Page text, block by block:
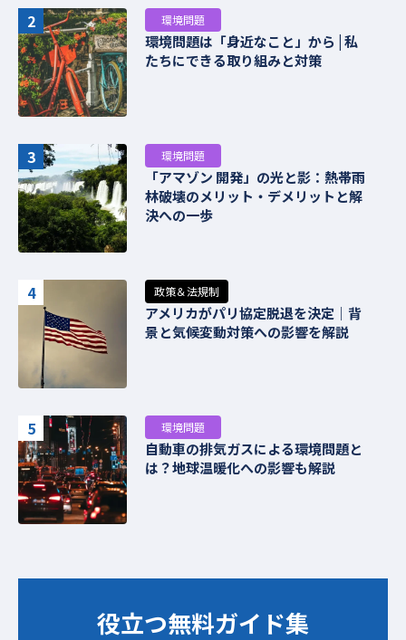
2 環境問題
環境問題は「身近なこと」から | 私
たちにできる取り組みと対策
3 環境問題
「アマゾン 開発」の光と影：熱帯雨
林破壊のメリット・デメリットと解
決への一歩
4 政策＆法規制
アメリカがパリ協定脱退を決定｜背
景と気候変動対策への影響を解説
5 環境問題
自動車の排気ガスによる環境問題と
は？地球温暖化への影響も解説
役立つ無料ガイド集​​